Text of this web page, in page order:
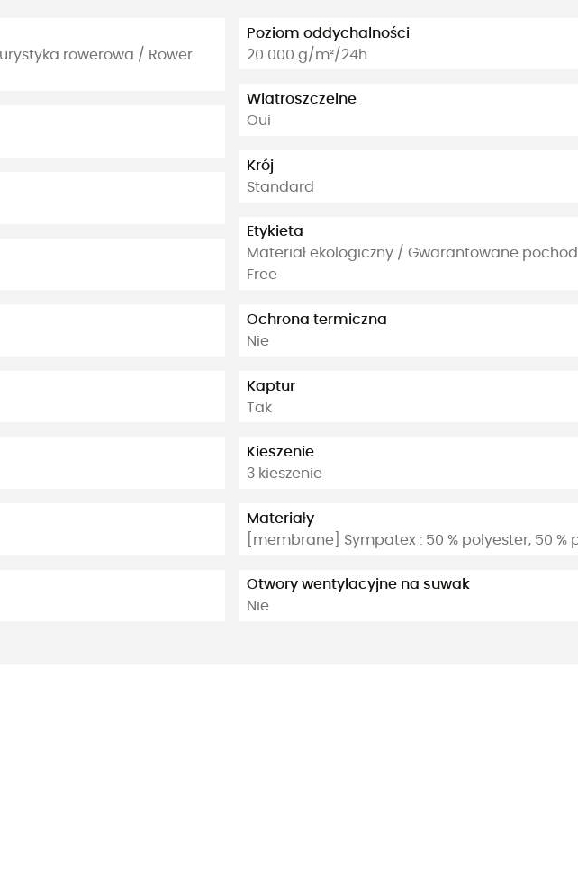
rowerowa / Rower
Poziom oddychalności
20 000 g/m²/24h
Wiatroszczelne
Oui
Krój
Standard
Etykieta
Materiał ekologiczny / Gwarantowane
Free
Ochrona termiczna
Nie
Kaptur
Tak
Kieszenie
3 kieszenie
Materiały
[membrane] Sympatex : 50 % polyester, 50 %
Otwory wentylacyjne na suwak
Nie